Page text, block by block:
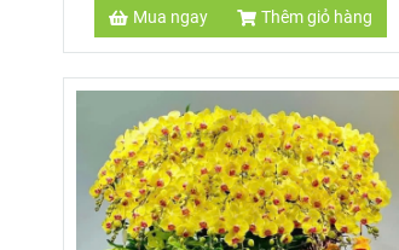
Mua ngay Thêm giỏ hàng